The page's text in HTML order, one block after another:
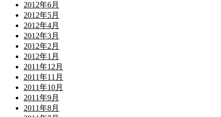
2012年6月
2012年5月
2012年4月
2012年3月
2012年2月
2012年1月
2011年12月
2011年11月
2011年10月
2011年9月
2011年8月